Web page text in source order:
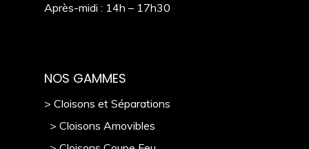
Après-midi : 14h – 17h30
NOS GAMMES
> Cloisons et Séparations
> Cloisons Amovibles